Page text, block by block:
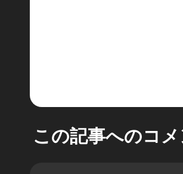
この記事へのコメ